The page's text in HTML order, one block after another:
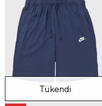
Tükendi